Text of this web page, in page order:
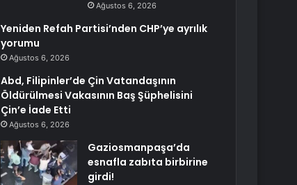
Ağustos 6, 2026
Yeniden Refah Partisi’nden CHP’ye ayrılık
yorumu
Ağustos 6, 2026
Abd, Filipinler’de Çin Vatandaşının
Öldürülmesi Vakasının Baş Şüphelisini
Çin’e İade Etti
Ağustos 6, 2026
Gaziosmanpaşa’da
esnafla zabıta birbirine
girdi!